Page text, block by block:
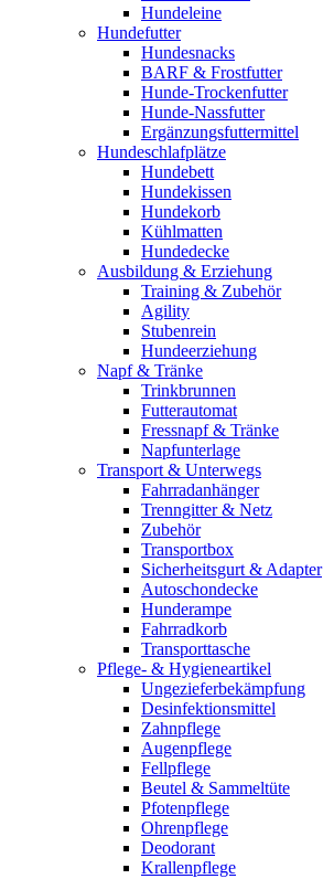
Hundeleine
Hundefutter
Hundesnacks
BARF & Frostfutter
Hunde-Trockenfutter
Hunde-Nassfutter
Ergänzungsfuttermittel
Hundeschlafplätze
Hundebett
Hundekissen
Hundekorb
Kühlmatten
Hundedecke
Ausbildung & Erziehung
Training & Zubehör
Agility
Stubenrein
Hundeerziehung
Napf & Tränke
Trinkbrunnen
Futterautomat
Fressnapf & Tränke
Napfunterlage
Transport & Unterwegs
Fahrradanhänger
Trenngitter & Netz
Zubehör
Transportbox
Sicherheitsgurt & Adapter
Autoschondecke
Hunderampe
Fahrradkorb
Transporttasche
Pflege- & Hygieneartikel
Ungezieferbekämpfung
Desinfektionsmittel
Zahnpflege
Augenpflege
Fellpflege
Beutel & Sammeltüte
Pfotenpflege
Ohrenpflege
Deodorant
Krallenpflege